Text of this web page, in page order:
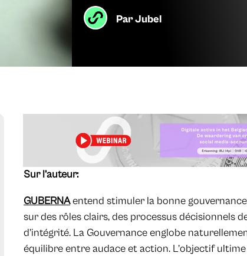
ParJubel
Sur l’auteur:
GUBERNAentend stimuler la bonne
sur des rôles clairs, des processus décisionnels
d’intégrité. La Gouvernance englobe
équilibre entre audace et action. L’objectif